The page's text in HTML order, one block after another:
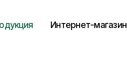
Интернет-магазин